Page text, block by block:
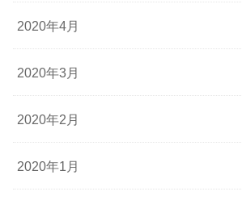
2020年4月
2020年3月
2020年2月
2020年1月